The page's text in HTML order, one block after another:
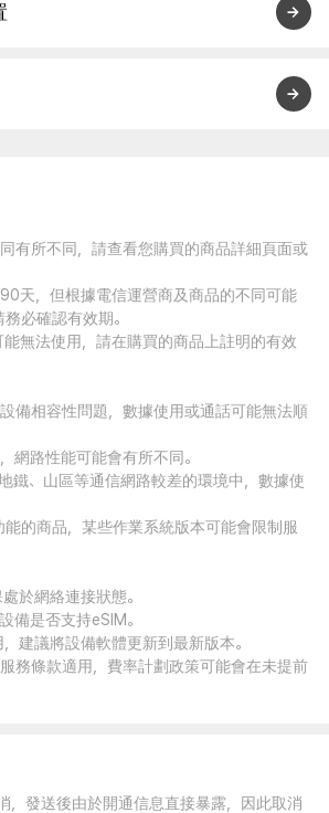
有所不同，請查看您購買的商品詳細頁面或
天，但根據電信運營商及商品的不同可能
必確認有效期。
能無法使用，請在購買的商品上註明的有效
備相容性問題，數據使用或通話可能無法順
網路性能可能會有所不同。
鐵、山區等通信網路較差的環境中，數據使
能的商品，某些作業系統版本可能會限制服
於網絡連接狀態。
備是否支持eSIM。
建議將設備軟體更新到最新版本。
務條款適用，費率計劃政策可能會在未提前
，發送後由於開通信息直接暴露，因此取消